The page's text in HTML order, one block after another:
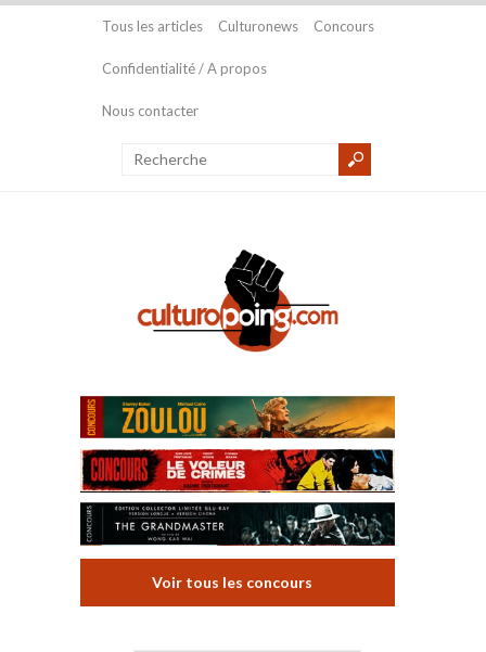
Tous les articles Culturonews Concours
Confidentialité / A propos
Nous contacter
Voir tous les concours